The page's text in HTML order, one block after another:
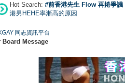
Hot Search: #前香港先生 Flow 再捲爭
港男HEHE率漸高的原因
同志資訊平台
Board Message